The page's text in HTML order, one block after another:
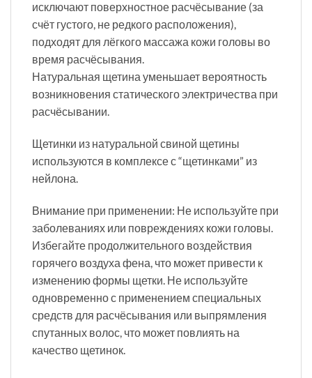
исключают поверхностное расчёсывание (за
счёт густого, не редкого расположения),
подходят для лёгкого массажа кожи головы во
время расчёсывания.
Натуральная щетина уменьшает вероятность
возникновения статического электричества при
расчёсывании.
Щетинки из натуральной свиной щетины
используются в комплексе с “щетинками” из
нейлона.
Внимание при применении: Не используйте при
заболеваниях или повреждениях кожи головы.
Избегайте продолжительного воздействия
горячего воздуха фена, что может привести к
изменению формы щетки. Не используйте
одновременно с применением специальных
средств для расчёсывания или выпрямления
спутанных волос, что может повлиять на
качество щетинок.